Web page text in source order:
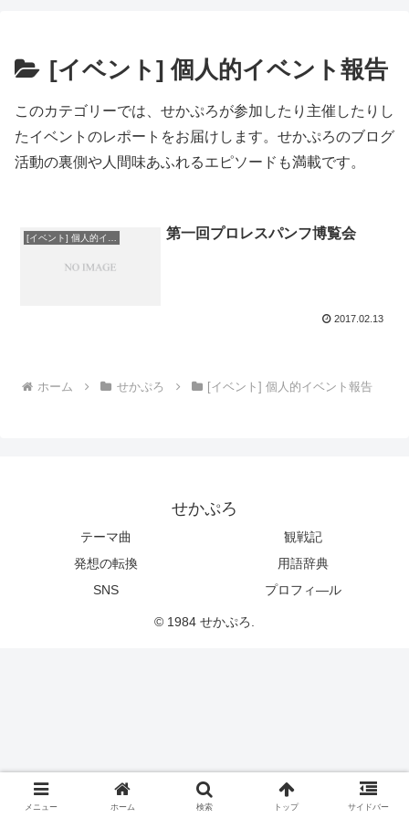
[イベント] 個人的イベント報告
このカテゴリーでは、せかぷろが参加したり主催したりし
たイベントのレポートをお届けします。せかぷろのブログ
活動の裏側や人間味あふれるエピソードも満載です。
第一回プロレスパンフ博覧会
2017.02.13
ホーム せかぷろ [イベント] 個人的イベント報告
せかぷろ
テーマ曲
観戦記
発想の転換
用語辞典
SNS
プロフィ―ル
© 1984 せかぷろ.
メニュー ホーム 検索 トップ サイドバー